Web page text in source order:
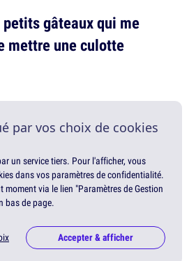
gâteaux qui me
mettre une culotte
par vos choix de cookies
un service tiers. Pour l'afficher, vous
dans vos paramètres de confidentialité.
moment via le lien "Paramètres de Gestion
bas de page.
Accepter & afficher